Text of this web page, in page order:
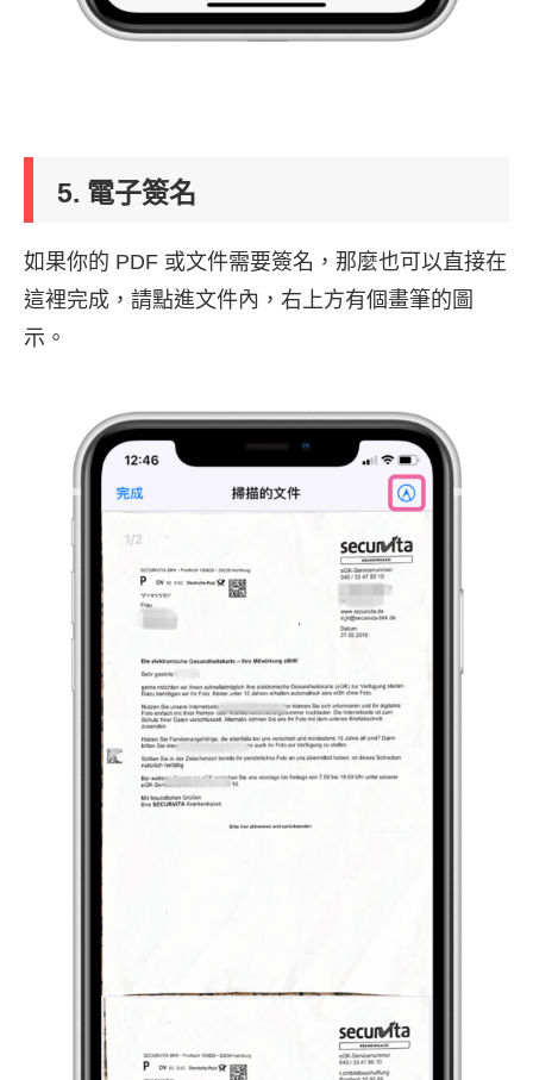
5. 電子簽名
如果你的 PDF 或文件需要簽名，那麼也可以直接在
這裡完成，請點進文件內，右上方有個畫筆的圖
示。